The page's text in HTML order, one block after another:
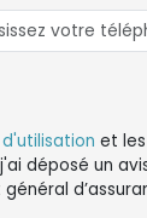
et
déposé un